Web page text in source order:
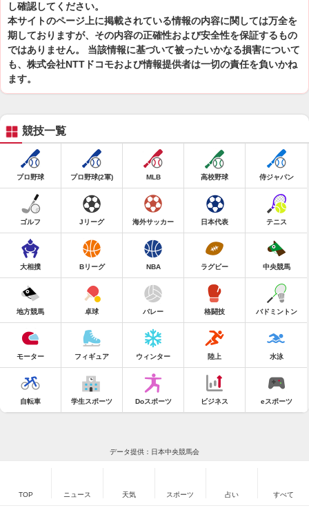
し確認してください。
本サイトのページ上に掲載されている情報の内容に関しては万全を
期しておりますが、その内容の正確性および安全性を保証するもの
ではありません。 当該情報に基づいて被ったいかなる損害について
も、株式会社NTTドコモおよび情報提供者は一切の責任を負いかね
ます。
競技一覧
プロ野球 プロ野球(2軍) MLB 高校野球 侍ジャパン
ゴルフ Jリーグ 海外サッカー 日本代表 テニス
大相撲 Bリーグ NBA ラグビー 中央競馬
地方競馬 卓球 バレー 格闘技 バドミントン
モーター フィギュア ウィンター 陸上 水泳
自転車 学生スポーツ Doスポーツ ビジネス eスポーツ
データ提供：日本中央競馬会
TOP ニュース 天気 スポーツ 占い すべて